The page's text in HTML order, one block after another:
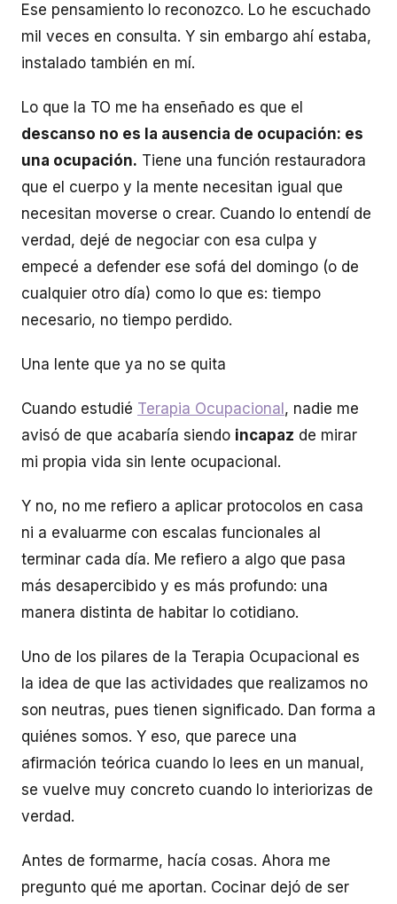
Ese pensamiento lo reconozco. Lo he escuchado
mil veces en consulta. Y sin embargo ahí estaba,
instalado también en mí.
Lo que la TO me ha enseñado es que el
descanso no es la ausencia de ocupación: es
una ocupación. Tiene una función restauradora
que el cuerpo y la mente necesitan igual que
necesitan moverse o crear. Cuando lo entendí de
verdad, dejé de negociar con esa culpa y
empecé a defender ese sofá del domingo (o de
cualquier otro día) como lo que es: tiempo
necesario, no tiempo perdido.
Una lente que ya no se quita
Cuando estudié Terapia Ocupacional , nadie me
avisó de que acabaría siendo incapaz de mirar
mi propia vida sin lente ocupacional.
Y no, no me refiero a aplicar protocolos en casa
ni a evaluarme con escalas funcionales al
terminar cada día. Me refiero a algo que pasa
más desapercibido y es más profundo: una
manera distinta de habitar lo cotidiano.
Uno de los pilares de la Terapia Ocupacional es
la idea de que las actividades que realizamos no
son neutras, pues tienen significado. Dan forma a
quiénes somos. Y eso, que parece una
afirmación teórica cuando lo lees en un manual,
se vuelve muy concreto cuando lo interiorizas de
verdad.
Antes de formarme, hacía cosas. Ahora me
pregunto qué me aportan. Cocinar dejó de ser